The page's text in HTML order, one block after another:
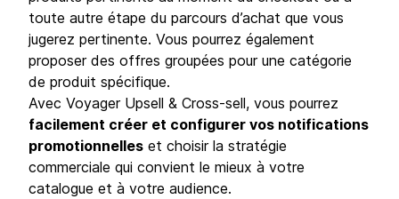
toute autre étape du parcours d’achat que vous
jugerez pertinente. Vous pourrez également
proposer des offres groupées pour une catégorie
de produit spécifique.
Avec Voyager Upsell & Cross-sell, vous pourrez
facilement créer et configurer vos notifications
promotionnelles et choisir la stratégie
commerciale qui convient le mieux à votre
catalogue et à votre audience.